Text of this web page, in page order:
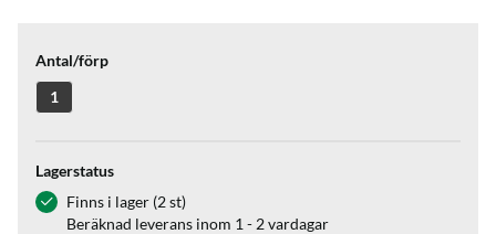
Antal/förp
1
Lagerstatus
Finns i lager (2 st)
Beräknad leverans inom 1 - 2 vardagar